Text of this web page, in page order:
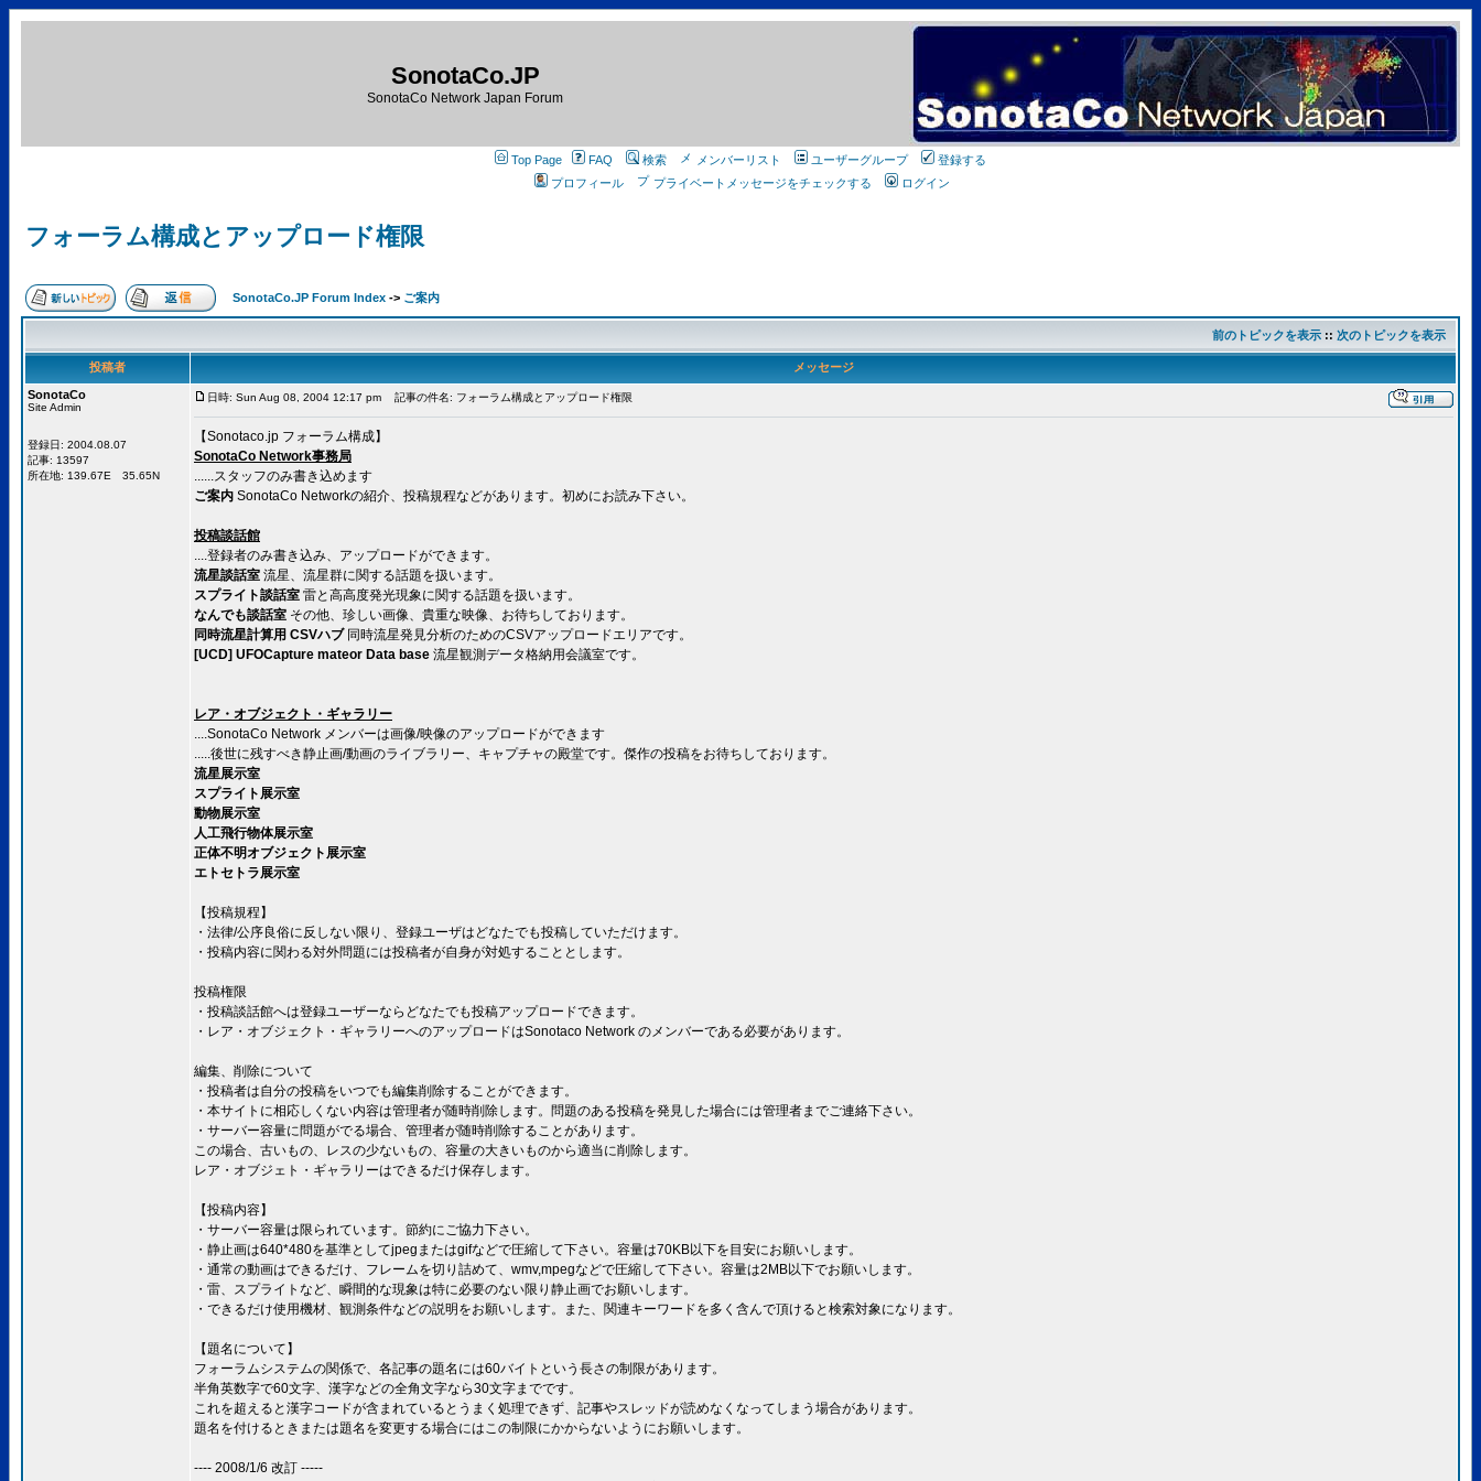
SonotaCo.JP
SonotaCo Network Japan Forum
Top Page FAQ 検索 メンバーリスト ユーザーグループ
登録する
プロフィール
プライベートメッセージをチェックする ログイン
フォーラム構成とアップロード権限
SonotaCo.JP Forum Index -> ご案内
前のトピックを表示 :: 次のトピックを表示
投稿者 メッセージ
SonotaCo
Site Admin
登録日: 2004.08.07
記事: 13597
所在地: 139.67E 35.65N
日時: Sun Aug 08, 2004 12:17 pm 記事の件名: フォーラム構成とアップロード権限
【Sonotaco.jp フォーラム構成】
SonotaCo Network事務局
......スタッフのみ書き込めます
ご案内 SonotaCo Networkの紹介、投稿規程などがあります。初めにお読み下さい。
投稿談話館
....登録者のみ書き込み、アップロードができます。
流星談話室 流星、流星群に関する話題を扱います。
スプライト談話室 雷と高高度発光現象に関する話題を扱います。
なんでも談話室 その他、珍しい画像、貴重な映像、お待ちしております。
同時流星計算用 CSVハブ同時流星発見分析のためのCSVアップロードエリアです。
[UCD] UFOCapture mateor Data base 流星観測データ格納用会議室です。
レア・オブジェクト・ギャラリー
....SonotaCo Network メンバーは画像/映像のアップロードができます
.....後世に残すべき静止画/動画のライブラリー、キャプチャの殿堂です。傑作の投稿をお待ちしております。
流星展示室
スプライト展示室
動物展示室
人工飛行物体展示室
正体不明オブジェクト展示室
エトセトラ展示室
【投稿規程】
・法律/公序良俗に反しない限り、登録ユーザはどなたでも投稿していただけます。
・投稿内容に関わる対外問題には投稿者が自身が対処することとします。
投稿権限
・投稿談話館へは登録ユーザーならどなたでも投稿アップロードできます。
・レア・オブジェクト・ギャラリーへのアップロードはSonotaco Network のメンバーである必要があります。
編集、削除について
・投稿者は自分の投稿をいつでも編集削除することができます。
・本サイトに相応しくない内容は管理者が随時削除します。問題のある投稿を発見した場合には管理者までご連絡下さい。
・サーバー容量に問題がでる場合、管理者が随時削除することがあります。
この場合、古いもの、レスの少ないもの、容量の大きいものから適当に削除します。
レア・オブジェト・ギャラリーはできるだけ保存します。
【投稿内容】
・サーバー容量は限られています。節約にご協力下さい。
・静止画は640*480を基準としてjpegまたはgifなどで圧縮して下さい。容量は70KB以下を目安にお願いします。
・通常の動画はできるだけ、フレームを切り詰めて、wmv,mpegなどで圧縮して下さい。容量は2MB以下でお願いします。
・雷、スプライトなど、瞬間的な現象は特に必要のない限り静止画でお願いします。
・できるだけ使用機材、観測条件などの説明をお願いします。また、関連キーワードを多く含んで頂けると検索対象になります。
【題名について】
フォーラムシステムの関係で、各記事の題名には60バイトという長さの制限があります。
半角英数字で60文字、漢字などの全角文字なら30文字までです。
これを超えると漢字コードが含まれているとうまく処理できず、記事やスレッドが読めなくなってしまう場合があります。
題名を付けるときまたは題名を変更する場合にはこの制限にかからないようにお願いします。
---- 2008/1/6 改訂 -----